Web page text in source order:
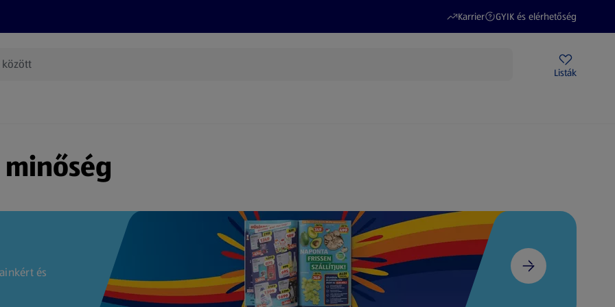
Karrier
(új oldalon nyílik meg)
GYIK és elérhetőség
(új oldalon nyílik meg)
Listák
és